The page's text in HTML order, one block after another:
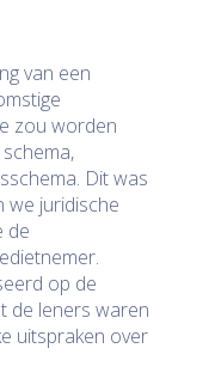
van een
zou worden
Dit was
we juridische
de
op de
de leners waren
uitspraken over